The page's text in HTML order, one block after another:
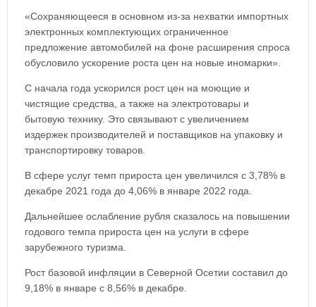
«Сохраняющееся в основном из-за нехватки импортных
электронных комплектующих ограниченное
предложение автомобилей на фоне расширения спроса
обусловило ускорение роста цен на новые иномарки».
С начала года ускорился рост цен на моющие и
чистящие средства, а также на электротовары и
бытовую технику. Это связывают с увеличением
издержек производителей и поставщиков на упаковку и
транспортировку товаров.
В сфере услуг темп прироста цен увеличился с 3,78% в
декабре 2021 года до 4,06% в январе 2022 года.
Дальнейшее ослабление рубля сказалось на повышении
годового темпа прироста цен на услуги в сфере
зарубежного туризма.
Рост базовой инфляции в Северной Осетии составил до
9,18% в январе с 8,56% в декабре.